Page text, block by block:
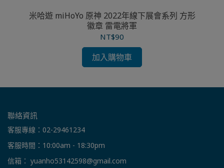
米哈遊 miHoYo 原神 2022年線下展會系列 方形
徽章 雷電將軍
NT$90
加入購物車
聯絡資訊
客服專線：02-29461234
客服時間：10:00am - 18:30pm
信箱： yuanho53142598@gmail.com